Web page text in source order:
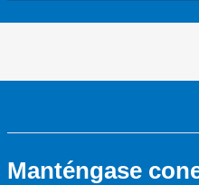
Manténgase